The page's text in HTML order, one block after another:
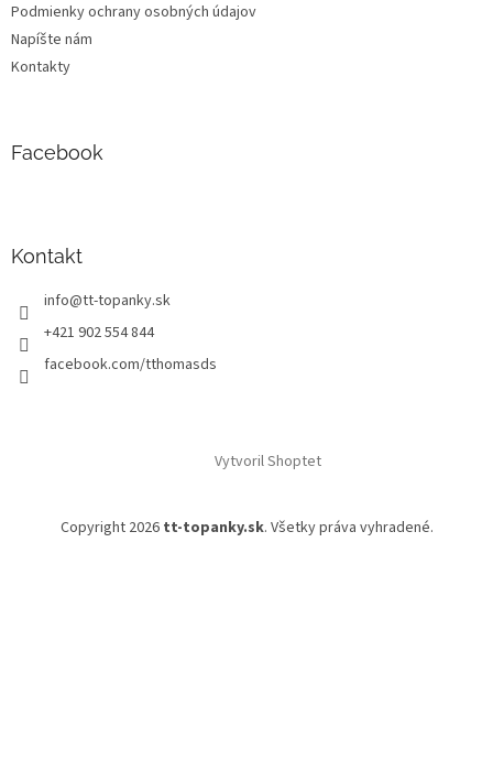
Podmienky ochrany osobných údajov
Napíšte nám
Kontakty
Facebook
Kontakt
info@tt-topanky.sk
+421 902 554 844
facebook.com/tthomasds
Vytvoril Shoptet
Copyright 2026 tt-topanky.sk. Všetky práva vyhradené.